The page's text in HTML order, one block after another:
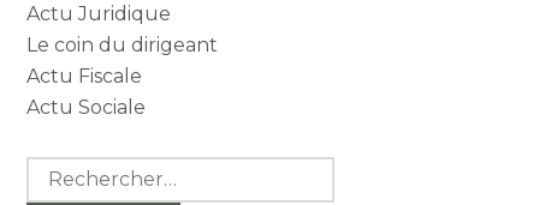
Actu Juridique
Le coin du dirigeant
Actu Fiscale
Actu Sociale
Rechercher :